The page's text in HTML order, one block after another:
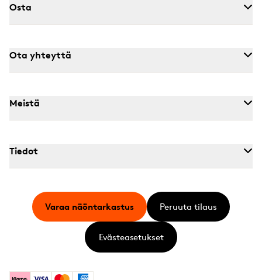
Osta
Ota yhteyttä
Meistä
Tiedot
KlarnaVisa MastercardAmerican Express
Varaa näöntarkastus Peruuta tilaus
Evästeasetukset